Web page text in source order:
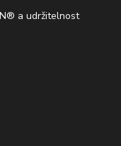
a udržitelnost